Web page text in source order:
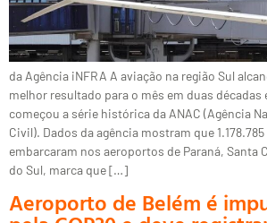
da Agência iNFRA A aviação na região Sul
melhor resultado para o mês em duas décadas
começou a série histórica da ANAC (Agência
Civil). Dados da agência mostram que
embarcaram nos aeroportos de Paraná, Santa
do Sul, marca que […]
Aeroporto de Belém é